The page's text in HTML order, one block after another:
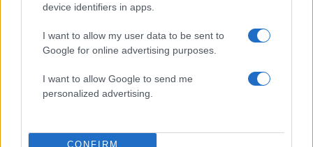
device identifiers in apps.
I want to allow my user data to be sent to
Google for online advertising purposes.
I want to allow Google to send me
personalized advertising.
CONFIRM
2000 /2000
Όροι Χρήσης . Το site προστατεύεται από reCAPTCHA, ισχύουν